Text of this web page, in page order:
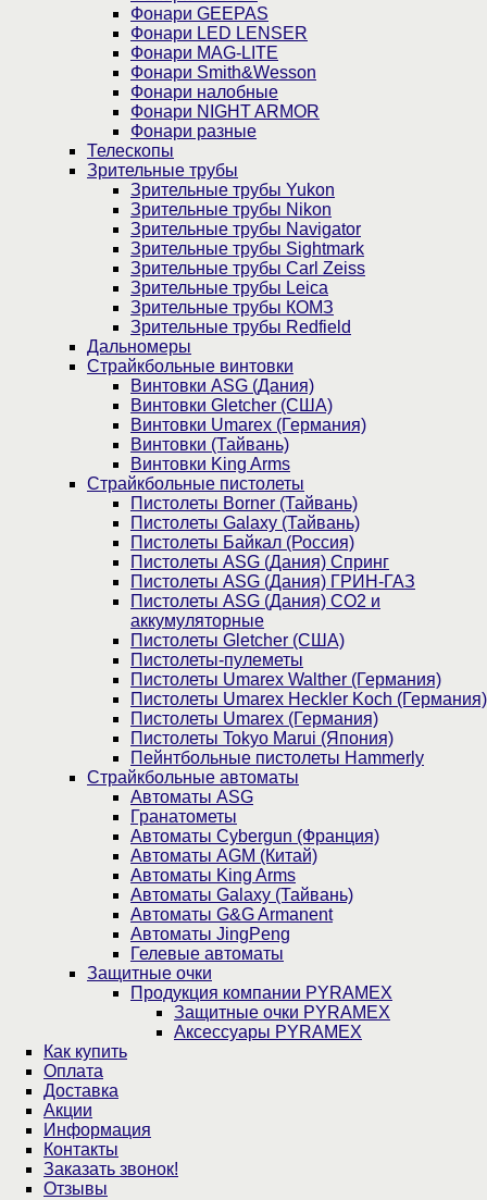
Фонари GEEPAS
Фонари LED LENSER
Фонари MAG-LITE
Фонари Smith&Wesson
Фонари налобные
Фонари NIGHT ARMOR
Фонари разные
Телескопы
Зрительные трубы
Зрительные трубы Yukon
Зрительные трубы Nikon
Зрительные трубы Navigator
Зрительные трубы Sightmark
Зрительные трубы Carl Zeiss
Зрительные трубы Leica
Зрительные трубы КОМЗ
Зрительные трубы Redfield
Дальномеры
Страйкбольные винтовки
Винтовки ASG (Дания)
Винтовки Gletcher (США)
Винтовки Umarex (Германия)
Винтовки (Тайвань)
Винтовки King Arms
Страйкбольные пистолеты
Пистолеты Borner (Тайвань)
Пистолеты Galaxy (Тайвань)
Пистолеты Байкал (Россия)
Пистолеты ASG (Дания) Спринг
Пистолеты ASG (Дания) ГРИН-ГАЗ
Пистолеты ASG (Дания) CO2 и
аккумуляторные
Пистолеты Gletcher (США)
Пистолеты-пулеметы
Пистолеты Umarex Walther (Германия)
Пистолеты Umarex Heckler Koch (Германия)
Пистолеты Umarex (Германия)
Пистолеты Tokyo Marui (Япония)
Пейнтбольные пистолеты Hammerly
Страйкбольные автоматы
Автоматы ASG
Гранатометы
Автоматы Cybergun (Франция)
Автоматы AGM (Китай)
Автоматы King Arms
Автоматы Galaxy (Тайвань)
Автоматы G&G Armanent
Автоматы JingPeng
Гелевые автоматы
Защитные очки
Продукция компании PYRAMEX
Защитные очки PYRAMEX
Аксессуары PYRAMEX
Как купить
Оплата
Доставка
Акции
Информация
Контакты
Заказать звонок!
Отзывы